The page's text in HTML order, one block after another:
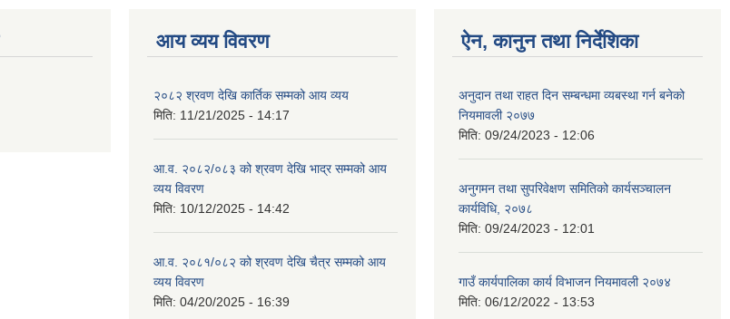
आय व्यय विवरण
२०८२ श्रवण देखि कार्तिक सम्मको आय व्यय
मिति: 11/21/2025 - 14:17
आ.व. २०८२/०८३ को श्रवण देखि भाद्र सम्मको आय
व्यय विवरण
मिति: 10/12/2025 - 14:42
आ.व. २०८१/०८२ को श्रवण देखि चैत्र सम्मको आय
व्यय विवरण
मिति: 04/20/2025 - 16:39
ऐन, कानुन तथा निर्देशिका
अनुदान तथा राहत दिन सम्बन्धमा व्यबस्था गर्न बनेको
नियमावली २०७७
मिति: 09/24/2023 - 12:06
अनुगमन तथा सुपरिवेक्षण समितिको कार्यसञ्चालन
कार्यविधि, २०७८
मिति: 09/24/2023 - 12:01
गाउँ कार्यपालिका कार्य विभाजन नियमावली २०७४
मिति: 06/12/2022 - 13:53